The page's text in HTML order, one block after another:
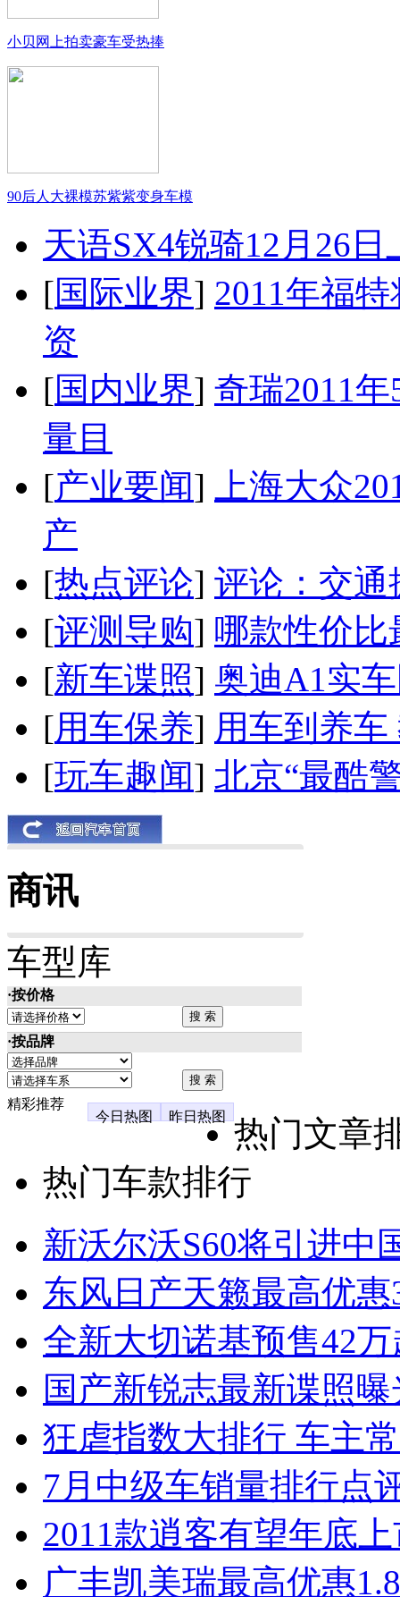
小贝网上拍卖豪车受热捧
90后人大裸模苏紫紫变身车模
天语SX4锐骑12月26
[国际业界] 2011年福
资
[国内业界] 奇瑞2011
量目
[产业要闻]
上海大众
产
[热点评论] 评论：交通
[评测导购] 哪款性价比
[新车谍照] 奥迪A1实
[用车保养] 用车到养
[玩车趣闻] 北京“最酷
商讯
车型库
·按价格
·按品牌
精彩推荐
今日热图
昨日热图
热门文章
热门车款排行
新沃尔沃S60将引进中
东风日产天籁最高优
全新大切诺基预售42
国产新锐志最新谍照
狂虐指数大排行 车主
7月中级车销量排行点
2011款逍客有望年底
广丰凯美瑞最高优惠